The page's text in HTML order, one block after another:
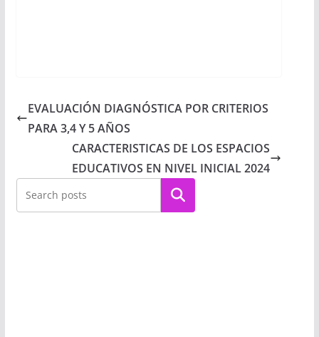
EVALUACIÓN DIAGNÓSTICA POR CRITERIOS
PARA 3,4 Y 5 AÑOS
CARACTERISTICAS DE LOS ESPACIOS
EDUCATIVOS EN NIVEL INICIAL 2024
Buscar